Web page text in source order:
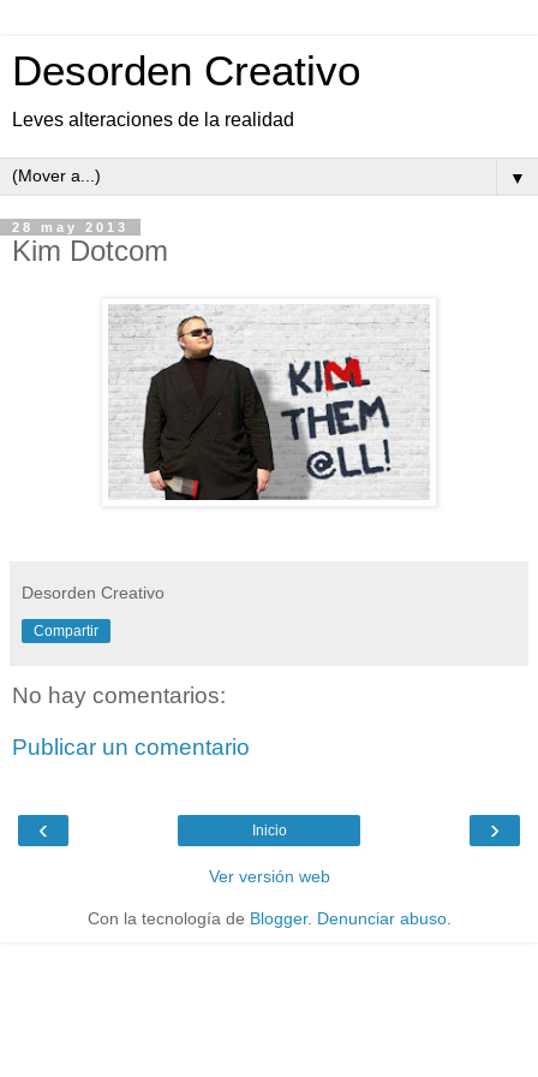
Desorden Creativo
Leves alteraciones de la realidad
▼
28 may 2013
Kim Dotcom
Desorden Creativo
Compartir
No hay comentarios:
Publicar un comentario
‹ ›
Inicio
Ver versión web
Con la tecnología de Blogger. Denunciar abuso.